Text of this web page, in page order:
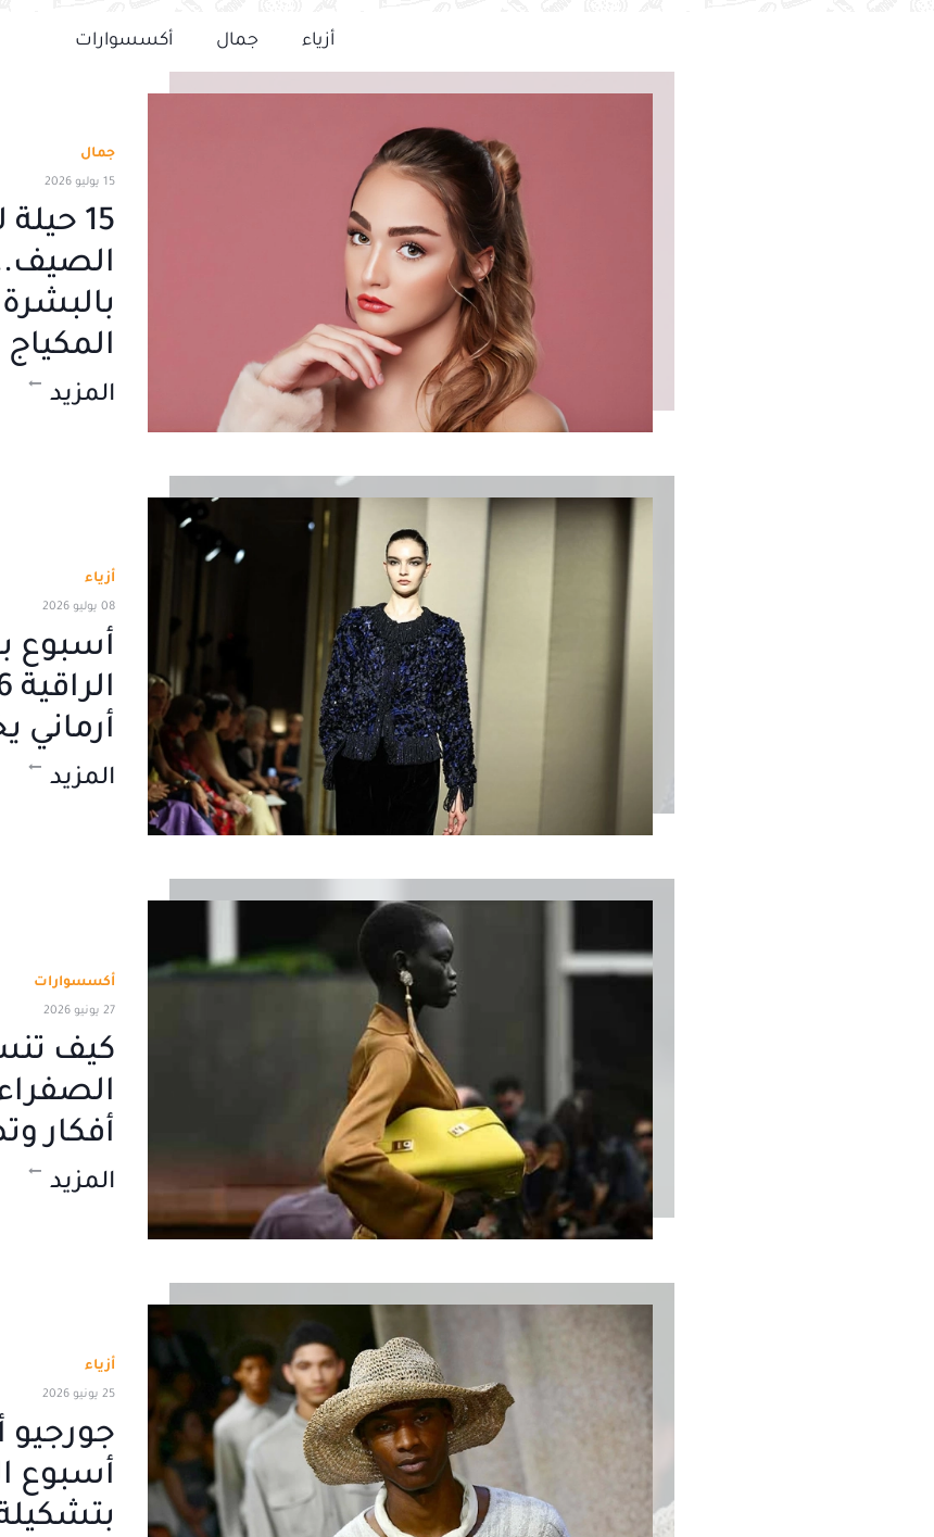
أزياء جمال أكسسوارات
جمال
15 يوليو 2026
15
الصيف..
المكياج
المزيد
أزياء
08 يوليو 2026
أسبوع
أرماني
المزيد
أكسسوارات
27 يونيو 2026
كيف
أفكار
المزيد
أزياء
25 يونيو 2026
جورجيو
أسبوع